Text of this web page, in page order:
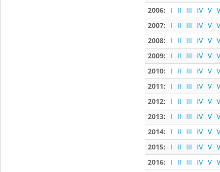
2006:
I II III IV V
2007:
I II III IV V
2008:
I II III IV V
2009:
I II III IV V
2010:
I II III IV V
2011:
I II III IV V
2012:
I II III IV V
2013:
I II III IV V
2014:
I II III IV V
2015:
I II III IV V
2016:
I II III IV V